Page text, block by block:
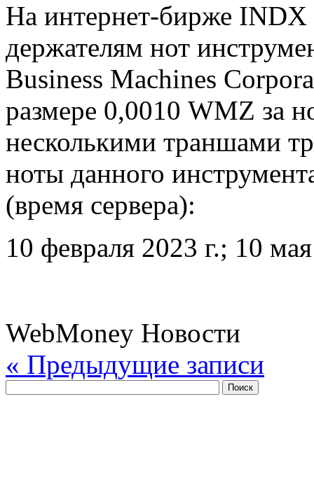
На интернет-бирже
держателям нот
Business Machines
размере 0,0010 WMZ за
несколькими траншами
ноты данного
(время сервера):
10 февраля 2023 г.; 10
WebMoney Новости
« Предыдущие записи